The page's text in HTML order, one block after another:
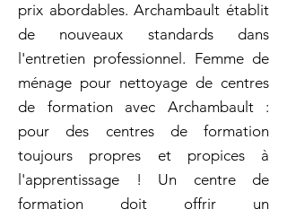
prix abordables. Archambault établit
de nouveaux standards dans
l'entretien professionnel. Femme de
ménage pour nettoyage de centres
de formation avec Archambault :
pour des centres de formation
toujours propres et propices à
l'apprentissage ! Un centre de
formation doit offrir un